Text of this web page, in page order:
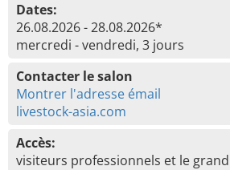
Dates:
26.08.2026 - 28.08.2026*
mercredi - vendredi, 3 jours
Contacter le salon
Montrer l'adresse émail
livestock-asia.com
Accès:
visiteurs professionnels et le